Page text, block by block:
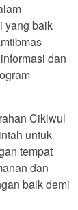
yang baik
dan
Cikiwul
untuk
tempat
dan
baik demi